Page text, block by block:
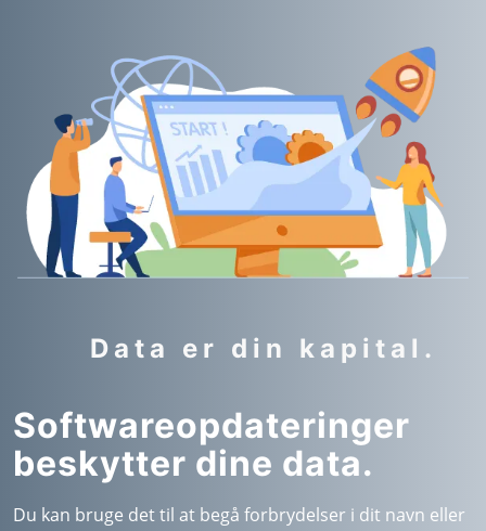
Data er din kapital.
Softwareopdateringer
beskytter dine data.
Du kan bruge det til at begå forbrydelser i dit navn eller